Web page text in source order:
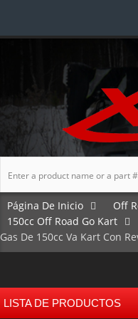
Página De Inicio
Off
150cc Off Road Go Kart
Gas De 150cc Va Kart Con
LISTA DE PRODUCTOS